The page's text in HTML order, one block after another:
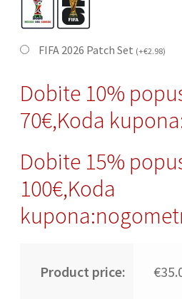
FIFA 2026 Patch Set (+€2.98)
Dobite 10%
70€,Koda
Dobite 15%
100€,Koda
Product price: